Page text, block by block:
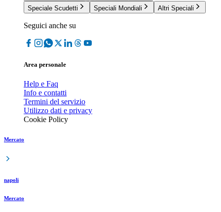
Speciale Scudetti
Speciali Mondiali Altri Speciali
Seguici anche su
Area personale
Help e Faq
Info e contatti
Termini del servizio
Utilizzo dati e privacy
Cookie Policy
Mercato
napoli
Mercato